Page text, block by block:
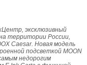
эксклюзивный
территории России,
Caesar. Новая модель
подсветкой MOON
недорогим